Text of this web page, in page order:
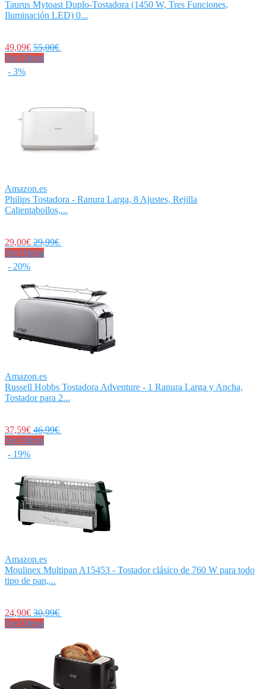
Taurus Mytoast Duplo-Tostadora (1450 W, Tres Funciones,
Iluminación LED) 0...
49,09€ 55,00€
Ver Oferta
- 3%
Amazon.es
Philips Tostadora - Ranura Larga, 8 Ajustes, Rejilla
Calientabollos,...
29,00€ 29,99€
Ver Oferta
- 20%
Amazon.es
Russell Hobbs Tostadora Adventure - 1 Ranura Larga y Ancha,
Tostador para 2...
37,59€ 46,99€
Ver Oferta
- 19%
Amazon.es
Moulinex Multipan A15453 - Tostador clásico de 760 W para todo
tipo de pan,...
24,90€ 30,99€
Ver Oferta